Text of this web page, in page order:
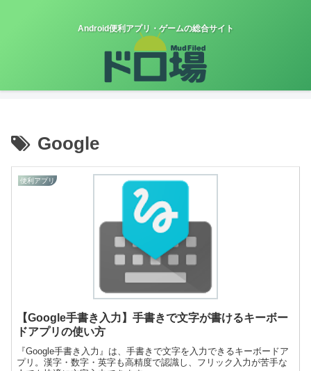
Android便利アプリ・ゲームの総合サイト
Google
便利アプリ
【Google手書き入力】手書きで文字が書けるキーボー
ドアプリの使い方
『Google手書き入力』は、手書きで文字を入力できるキーボードア
プリ。漢字・数字・英字も高精度で認識し、フリック入力が苦手な